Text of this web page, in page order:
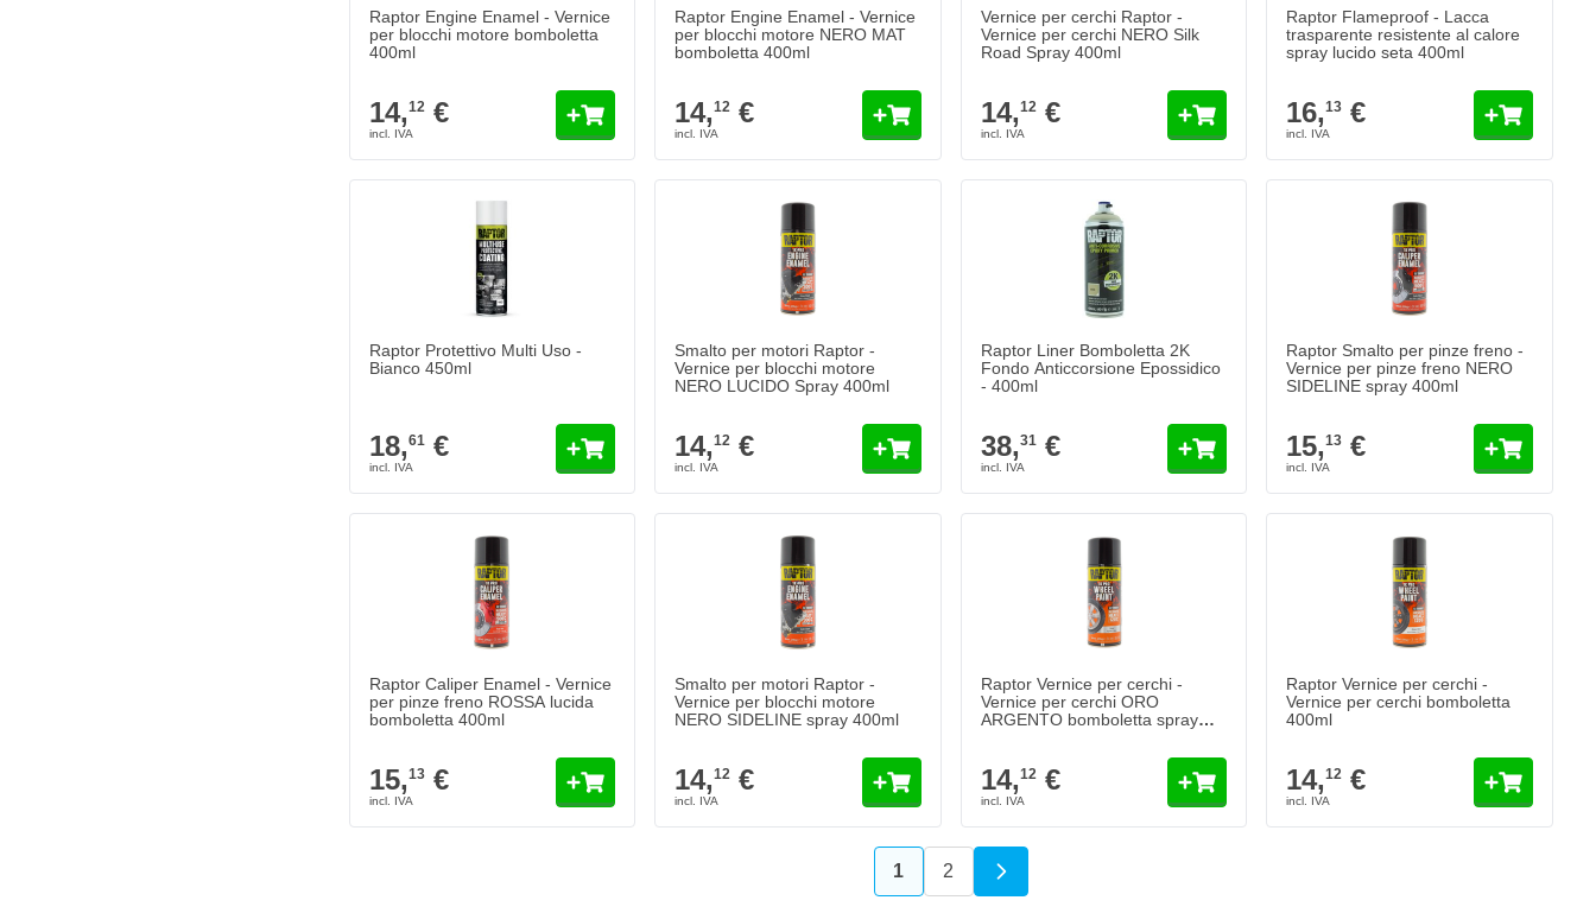
Raptor Engine Enamel - Vernice
per blocchi motore bomboletta
400ml
14,12€
Raptor Engine Enamel - Vernice
per blocchi motore NERO MAT
bomboletta 400ml
14,12 €
Vernice per cerchi Raptor -
Vernice per cerchi NERO Silk
Road Spray 400ml
14,12€
Raptor Flameproof - Lacca
trasparente resistente al calore
spray lucido seta 400ml
16,13 €
Raptor Protettivo Multi Uso -
Bianco 450ml
18,61€
Smalto per motori Raptor -
Vernice per blocchi motore
NERO LUCIDO Spray 400ml
14,12 €
Raptor Liner Bomboletta 2K
Fondo Anticcorsione Epossidico
- 400ml
38,31€
Raptor Smalto per pinze freno -
Vernice per pinze freno NERO
SIDELINE spray 400ml
15,13 €
Raptor Caliper Enamel - Vernice
per pinze freno ROSSA lucida
bomboletta 400ml
15,13€
Smalto per motori Raptor -
Vernice per blocchi motore
NERO SIDELINE spray 400ml
14,12 €
Raptor Vernice per cerchi -
Vernice per cerchi ORO
ARGENTO bomboletta spray
14,12€
Raptor Vernice per cerchi -
Vernice per cerchi bomboletta
400ml
14,12 €
Attualmente stai leggendo la pagina
1 Pagina
2